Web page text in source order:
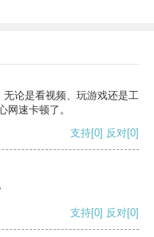
论是看视频、玩游戏还是工
网速卡顿了。
支持[0] 反对[0]
支持[0] 反对[0]